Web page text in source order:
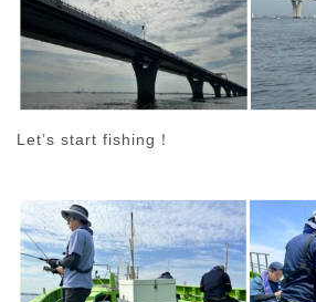
Let’s start fishing！